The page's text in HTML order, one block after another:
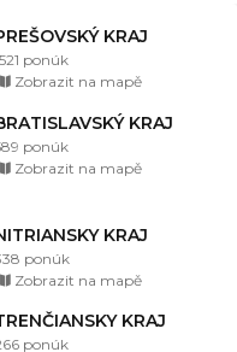
KRAJ
ponúk
Zobrazit na mapě
KRAJ
ponúk
Zobrazit na mapě
KRAJ
ponúk
Zobrazit na mapě
KRAJ
ponúk